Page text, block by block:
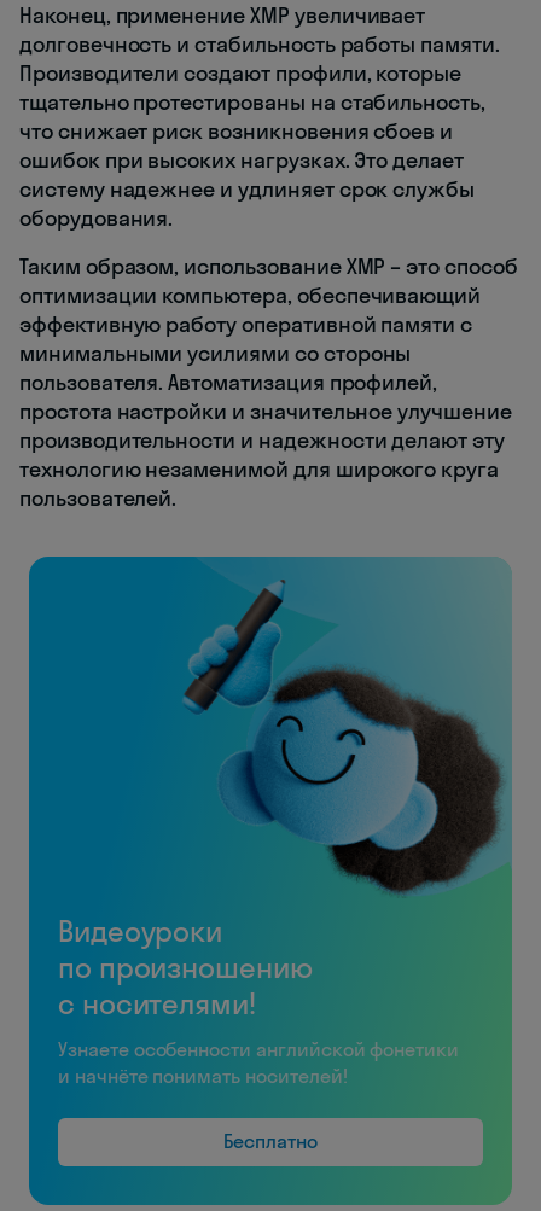
Наконец, применение XMP увеличивает
долговечность и стабильность работы памяти.
Производители создают профили, которые
тщательно протестированы на стабильность,
что снижает риск возникновения сбоев и
ошибок при высоких нагрузках. Это делает
систему надежнее и удлиняет срок службы
оборудования.
Таким образом, использование XMP – это способ
оптимизации компьютера, обеспечивающий
эффективную работу оперативной памяти с
минимальными усилиями со стороны
пользователя. Автоматизация профилей,
простота настройки и значительное улучшение
производительности и надежности делают эту
технологию незаменимой для широкого круга
пользователей.
Видеоуроки
по произношению
с носителями!
Узнаете особенности английской фонетики
и начнёте понимать носителей!
Бесплатно